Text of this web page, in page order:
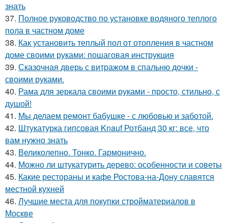
знать
37. Полное руководство по установке водяного теплого
пола в частном доме
38. Как установить теплый пол от отопления в частном
доме своими руками: пошаговая инструкция
39. Сказочная дверь с витражом в спальню дочки -
своими руками.
40. Рама для зеркала своими руками - просто, стильно, с
душой!
41. Мы делаем ремонт бабушке - с любовью и заботой.
42. Штукатурка гипсовая Knauf Ротбанд 30 кг: все, что
вам нужно знать
43. Великолепно. Тонко. Гармонично.
44. Можно ли штукатурить дерево: особенности и советы
45. Какие рестораны и кафе Ростова-на-Дону славятся
местной кухней
46. Лучшие места для покупки стройматериалов в
Москве